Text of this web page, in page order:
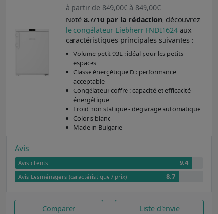
à partir de 849,00€ à 849,00€
Noté 8.7/10 par la rédaction, découvrez
le congélateur Liebherr FNDI1624 aux
caractéristiques principales suivantes :
Volume petit 93L : idéal pour les petits
espaces
Classe énergétique D : performance
acceptable
Congélateur coffre : capacité et efficacité
énergétique
Froid non statique - dégivrage automatique
Coloris blanc
Made in Bulgarie
Avis
Avis clients 9.4
Avis Lesménagers (caractéristique / prix) 8.7
Comparer Liste d'envie